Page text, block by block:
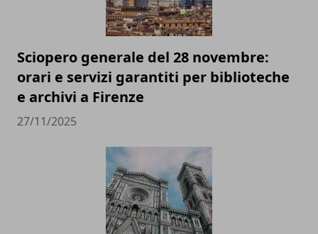
Sciopero generale del 28 novembre:
orari e servizi garantiti per biblioteche
e archivi a Firenze
27/11/2025